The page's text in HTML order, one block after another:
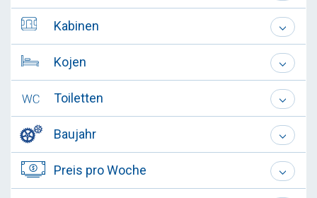
Kabinen
Kojen
Toiletten
Baujahr
Preis pro Woche